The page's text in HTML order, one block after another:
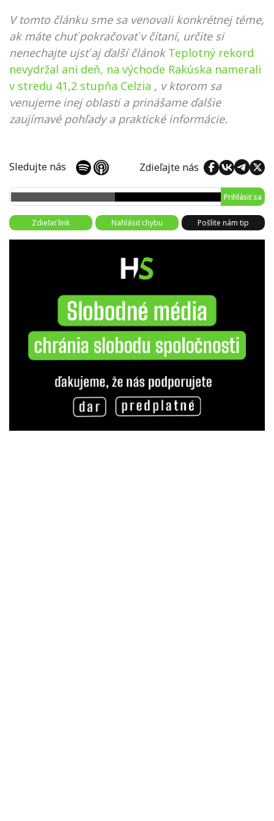
V tomto článku sme sa venovali konkrétnej téme,
ak máte chuť pokračovať v čítaní, určite si
nenechajte ujsť aj ďalší článok Teplotný rekord
nevydržal ani deň, na východe Rakúska namerali
v stredu 41,2 stupňa Celzia , v ktorom sa
venujeme inej oblasti a prinášame ďalšie
zaujímavé pohľady a praktické informácie.
Sledujte nás Zdieľajte nás
Prihlásiť sa
Zdieľať link Nahlásiť chybu Pošlite nám tip